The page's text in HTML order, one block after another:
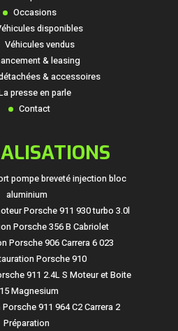
Occasions
disponibles
Véhicules vendus
& leasing
& accessoires
presse en parle
Contact
pompe breveté injection bloc
aluminium
Porsche 911 930 turbo 3.0l
Porsche 356 B Cabriolet
Porsche 906 Carrera 6 023
Porsche 910
911 2.4L S Moteur et Boite
Magnesium
911 964 C2 Carrera 2
Préparation